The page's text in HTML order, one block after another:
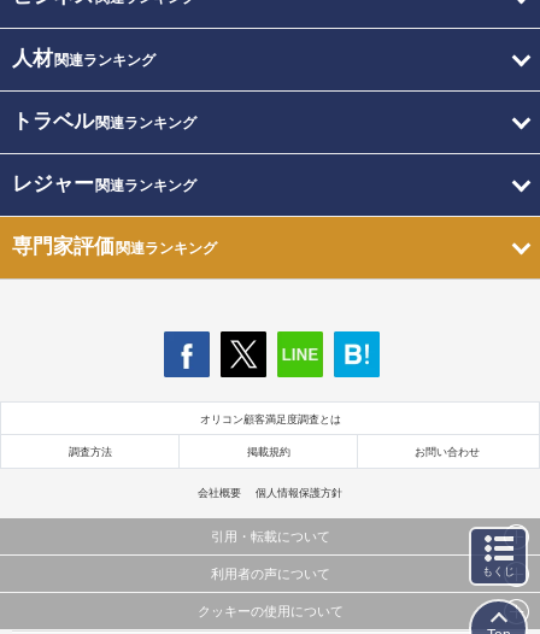
人材関連ランキング
トラベル関連ランキング
レジャー関連ランキング
専門家評価関連ランキング
オリコン顧客満足度調査とは
調査方法 掲載規約 お問い合わせ
会社概要 個人情報保護方針
引用・転載について
当サイトで公開されている情報（文字、写真、イラスト、画像データ等）及びこれらの配置・
これらの情報を権利者の許可なく無断転載・複製などの二次利用を行うことは固く禁じており
利用者の声について
当サイトに掲載している内容はすべてサービスの利用者が提出された見解・感想です。
クッキーの使用について
もくじ